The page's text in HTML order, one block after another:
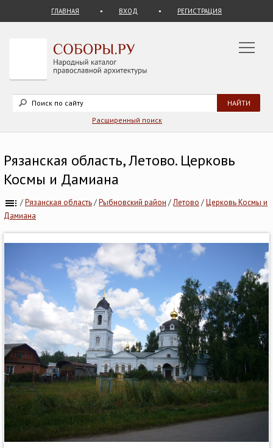
ГЛАВНАЯ ВХОД РЕГИСТРАЦИЯ
Расширенный поиск
Рязанская область, Летово. Церковь
Космы и Дамиана
/Рязанская область/Рыбновский район /Летово /Церковь Космы и
Дамиана